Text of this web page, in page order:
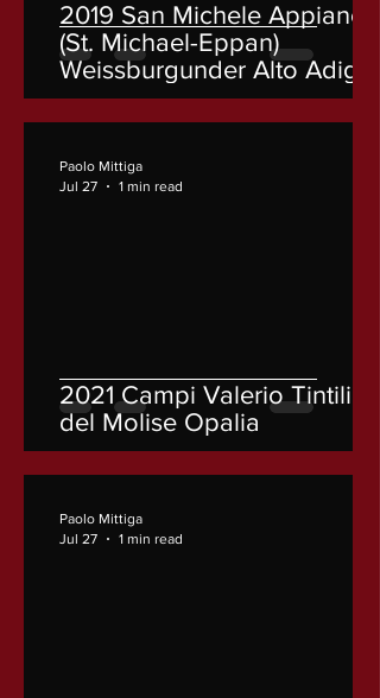
2019 San Michele Appiano
(St. Michael-Eppan)
Weissburgunder Alto Adige -
Südtirol Schulthauser
2021 Campi Valerio Tintilia
del Molise Opalia
Paolo Mittiga
Jul 27
1 min read
Paolo Mittiga
Jul 27
1 min read